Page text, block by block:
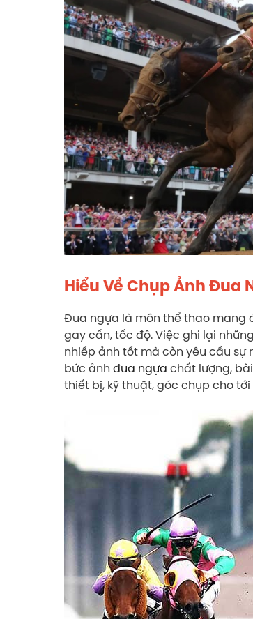
Hiểu Về Chụp Ảnh Đua
Đua ngựa là môn thể thao mang
gay cấn, tốc độ. Việc ghi lại
nhiếp ảnh tốt mà còn yêu cầu sự
bức ảnh đua ngựa chất lượng,
thiết bị, kỹ thuật, góc chụp cho